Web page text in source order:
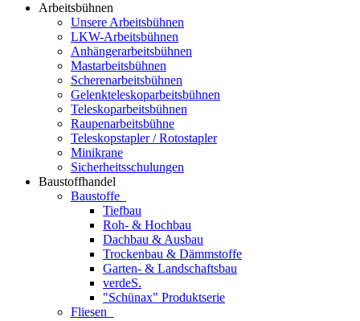
Arbeitsbühnen
Unsere Arbeitsbühnen
LKW-Arbeitsbühnen
Anhängerarbeitsbühnen
Mastarbeitsbühnen
Scherenarbeitsbühnen
Gelenkteleskoparbeitsbühnen
Teleskoparbeitsbühnen
Raupenarbeitsbühne
Teleskopstapler / Rotostapler
Minikrane
Sicherheitsschulungen
Baustoffhandel
Baustoffe
Tiefbau
Roh- & Hochbau
Dachbau & Ausbau
Trockenbau & Dämmstoffe
Garten- & Landschaftsbau
verdeS.
"Schünax" Produktserie
Fliesen